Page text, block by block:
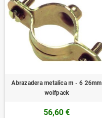
Abrazadera metalica m - 6 26mm
wolfpack
56,60 €